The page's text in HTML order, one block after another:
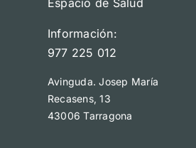
Información:
977 225 012
Avinguda. Josep María
Recasens, 13
43006 Tarragona